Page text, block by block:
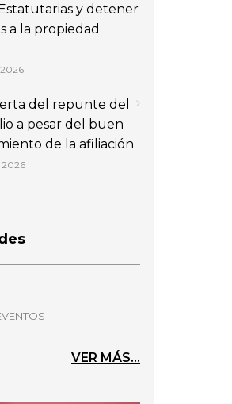
y detener
a la propiedad
del repunte del
a pesar del buen
de la afiliación
2026
VER MÁS...